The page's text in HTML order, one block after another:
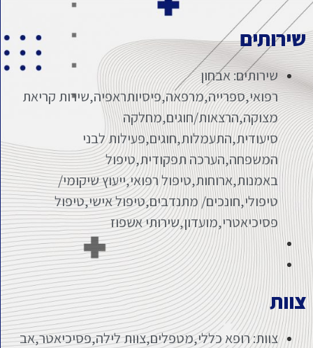
שירותים
שירותים: אבחון
רפואי,ספרייה,מרפאה,פיסיותראפיה,שירות קריאת
מצוקה,הרצאות/חוגים,מחלקה
סיעודית,התעמלות,חוגים,פעילות לבני
המשפחה,הערכה תפקודית,טיפול
באמנות,ארוחות,טיפול רפואי,ייעוץ שיקומי/
טיפולי,חונכים/ מתנדבים,טיפול אישי,טיפול
פסיכיאטרי,מועדון,שירותי אשפוז
צוות
צוות: רופא כללי,מטפלים,צוות לילה,פסיכיאטר,אב